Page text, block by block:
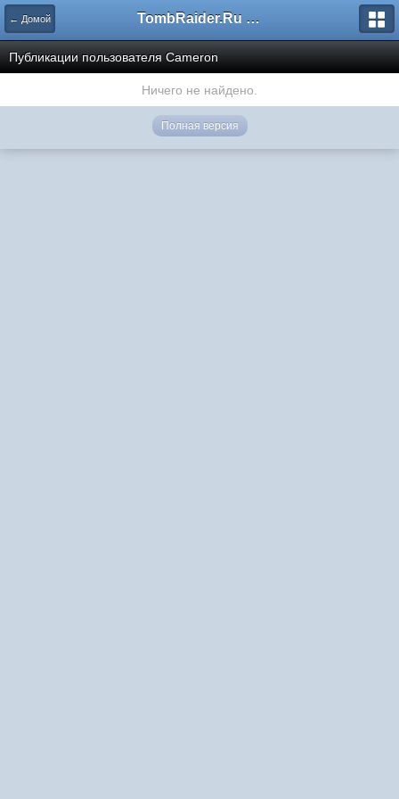
← Домой TombRaider.Ru - Форумы
Публикации пользователя Cameron
Ничего не найдено.
Полная версия